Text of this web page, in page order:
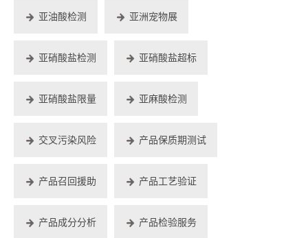
亚油酸检测 亚洲宠物展
亚硝酸盐检测 亚硝酸盐超标
亚硝酸盐限量 亚麻酸检测
交叉污染风险 产品保质期测试
产品召回援助 产品工艺验证
产品成分分析 产品检验服务